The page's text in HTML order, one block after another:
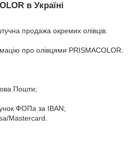
в Україні
продажа окремих олівців.
про олівцями PRISMACOLOR.
Пошти;
ФОПа за IBAN;
Mastercard.